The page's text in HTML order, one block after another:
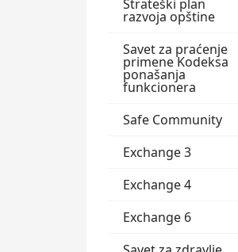
Strateški plan
razvoja opštine
Savet za praćenje
primene Kodeksa
ponašanja
funkcionera
Safe Community
Exchange 3
Exchange 4
Exchange 6